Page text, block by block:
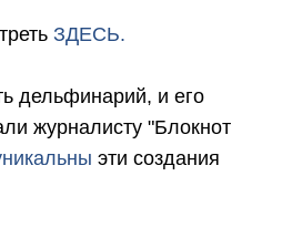
ЗДЕСЬ.
дельфинарий, и его
журналисту "Блокнот
эти создания